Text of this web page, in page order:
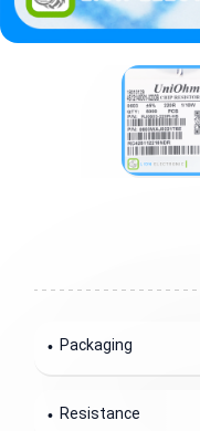
Packaging
Resistance